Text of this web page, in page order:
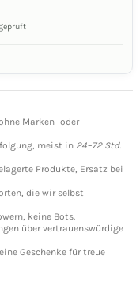
Marken- oder
meist in 24–72 Std.
Produkte, Ersatz bei
die wir selbst
keine Bots.
über vertrauenswürdige
Geschenke für treue